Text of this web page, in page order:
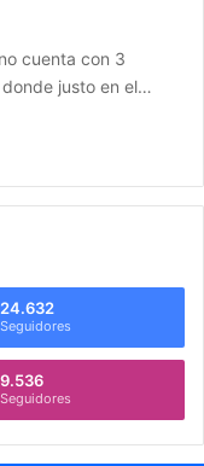
cuenta con 3
justo en el…
24.632
Seguidores
9.536
Seguidores